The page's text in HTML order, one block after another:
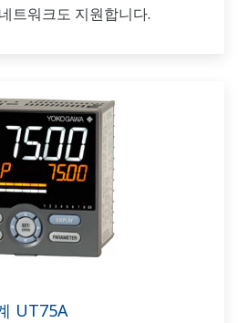
트워크도 지원합니다.
UT75A